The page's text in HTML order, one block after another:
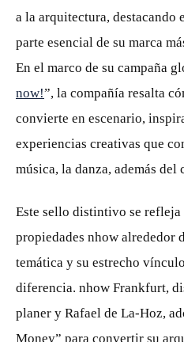
a la arquitectura, destacando
parte esencial de su marca
En el marco de su campaña
now!”, la compañía resalta
convierte en escenario,
experiencias creativas que
música, la danza, además del
Este sello distintivo se refleja
propiedades nhow alrededor
temática y su estrecho
diferencia. nhow Frankfurt,
planer y Rafael de La-Hoz,
Money” para convertir su